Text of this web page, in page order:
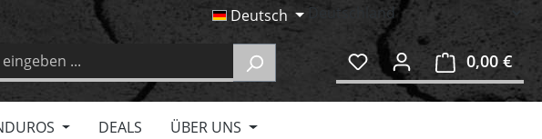
Deutsch
0,00 €
DEALS ÜBER UNS